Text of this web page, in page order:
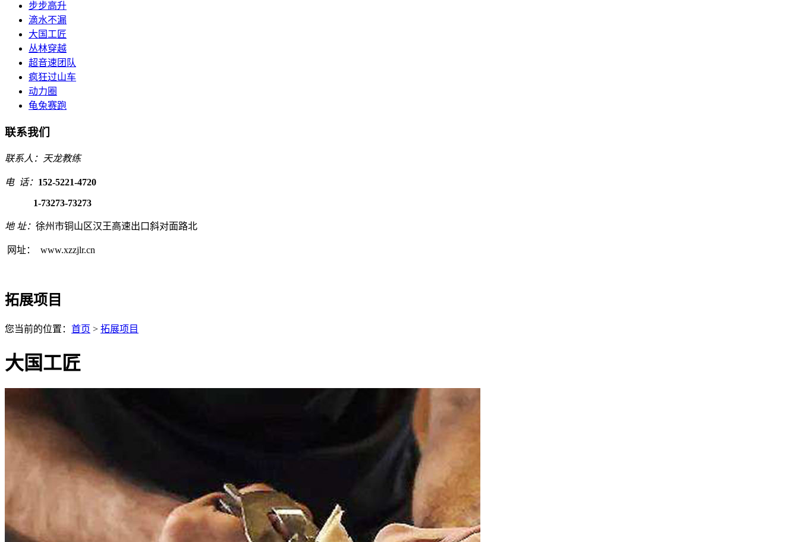
步步高升
滴水不漏
大国工匠
丛林穿越
超音速团队
疯狂过山车
动力圈
龟兔赛跑
联系我们
联系人：天龙教练
电 话： 152-5221-4720
1-73273-73273
地 址： 徐州市铜山区汉王高速出口斜对面路北
网址： www.xzzjlr.cn
拓展项目
您当前的位置： 首页 > 拓展项目
大国工匠